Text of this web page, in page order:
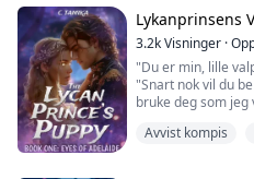
skyller gjennom
idet jeg stønner ut
kjenner jeg en
og presse meg
Hans isblå øyne
fra peisen mens
noen centimeter
Lykanprinsens
3.2kVisninger ·
"Du er min, lille
"Snart nok vil du
bruke deg som jeg
—Avvist kompis